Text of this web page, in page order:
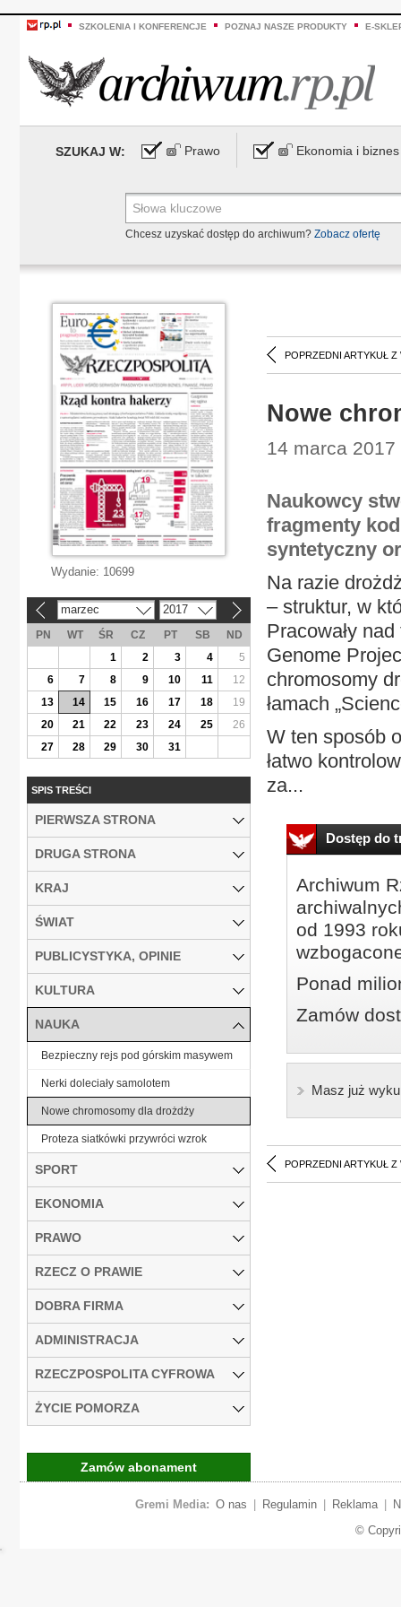
SZKOLENIA I KONFERENCJE POZNAJ NASZE PRODUKTY E-
SZUKAJ W: Prawo Ekonomia i biznes
Chcesz uzyskać dostęp do archiwum? Zobacz ofertę
POPRZEDNI ARTYKUŁ Z
Nowe
14 marca
Naukowcy
fragmenty
syntetyczny
Na razie
– struktur, w
Pracowały
Genome
chromosomy
łamach
W ten sposób
łatwo
za...
Dostęp do
Archiwum
od 1993
Ponad
Zamów
Masz już
POPRZEDNI ARTYKUŁ Z
Wydanie: 10699
marzec 2017
PN WT ŚR CZ PT SB
ND
1
2 3 4
5
6
7 8 9 10 11
12
13
14 15 16 17 18
19
20
21 22 23 24 25
26
27
28 29 30 31
SPIS TREŚCI
PIERWSZA STRONA
DRUGA STRONA
KRAJ
ŚWIAT
PUBLICYSTYKA, OPINIE
KULTURA
NAUKA
Bezpieczny rejs pod górskim masywem
Nerki doleciały samolotem
Nowe chromosomy dla drożdży
Proteza siatkówki przywróci wzrok
SPORT
EKONOMIA
PRAWO
RZECZ O PRAWIE
DOBRA FIRMA
ADMINISTRACJA
RZECZPOSPOLITA CYFROWA
ŻYCIE POMORZA
Zamów abonament
Gremi Media: O nas Regulamin Reklama
©